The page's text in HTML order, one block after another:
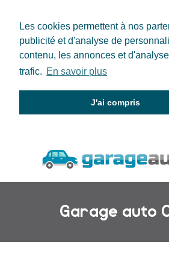
Les cookies permettent à nos
publicité et d'analyse de
contenu, les annonces et
trafic. En savoir plus
J'ai compris
Garage auto